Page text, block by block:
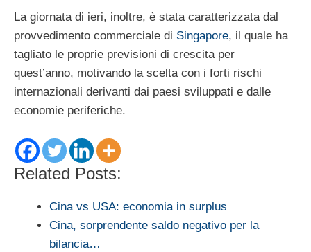
La giornata di ieri, inoltre, è stata caratterizzata dal
provvedimento commerciale di Singapore, il quale ha
tagliato le proprie previsioni di crescita per
quest’anno, motivando la scelta con i forti rischi
internazionali derivanti dai paesi sviluppati e dalle
economie periferiche.
Related Posts:
Cina vs USA: economia in surplus
Cina, sorprendente saldo negativo per la
bilancia…